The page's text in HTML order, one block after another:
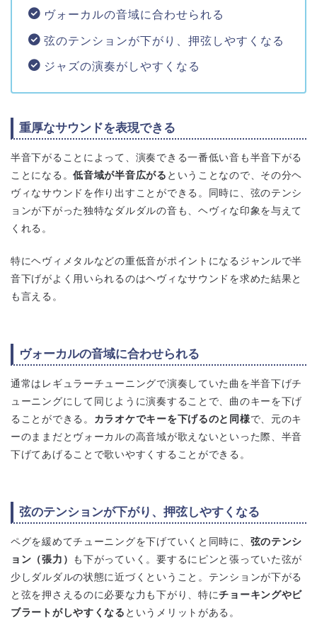
ヴォーカルの音域に合わせられる
弦のテンションが下がり、押弦しやすくなる
ジャズの演奏がしやすくなる
重厚なサウンドを表現できる
半音下がることによって、演奏できる一番低い音も半音下がる
ことになる。低音域が半音広がる ということなので、その分ヘ
ヴィなサウンドを作り出すことができる。同時に、弦のテンシ
ョンが下がった独特なダルダルの音も、ヘヴィな印象を与えて
くれる。
特にヘヴィメタルなどの重低音がポイントになるジャンルで半
音下げがよく用いられるのはヘヴィなサウンドを求めた結果と
も言える。
ヴォーカルの音域に合わせられる
通常はレギュラーチューニングで演奏していた曲を半音下げチ
ューニングにして同じように演奏することで、曲のキーを下げ
ることができる。 カラオケでキーを下げるのと同様で、元のキ
ーのままだとヴォーカルの高音域が歌えないといった際、半音
下げてあげることで歌いやすくすることができる。
弦のテンションが下がり、押弦しやすくなる
ペグを緩めてチューニングを下げていくと同時に、 弦のテンシ
ョン（張力）
も下がっていく。要するにピンと張っていた弦が
少しダルダルの状態に近づくということ。テンションが下がる
と弦を押さえるのに必要な力も下がり、特にチョーキングやビ
ブラートがしやすくなる というメリットがある。